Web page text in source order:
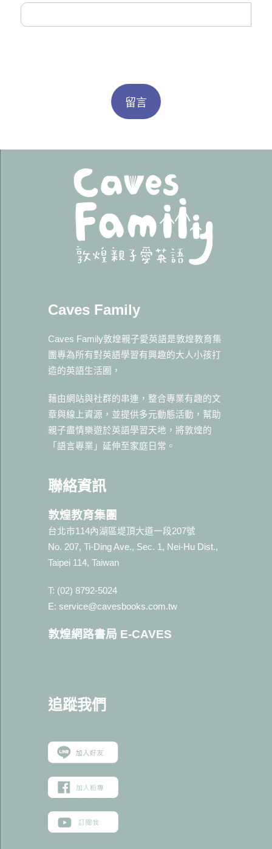
Caves Family
Caves Family敦煌親子愛英語是敦煌教育集
團專為所有對英語學習有興趣的大人小孩打
造的英語生活圈，
藉由網站與社群的串連，整合專業有趣的文
章與線上資源，並提供多元動態活動，幫助
親子盡情樂遊於英語學習天地，將敦煌的
「語言專業」延伸至家庭日常。
聯絡資訊
敦煌教育集團
台北市114內湖區堤頂大道一段207號
No. 207, Ti-Ding Ave., Sec. 1, Nei-Hu Dist.,
Taipei 114, Taiwan
T: (02) 8792-5024
E: service@cavesbooks.com.tw
敦煌網路書局 E-CAVES
追蹤我們